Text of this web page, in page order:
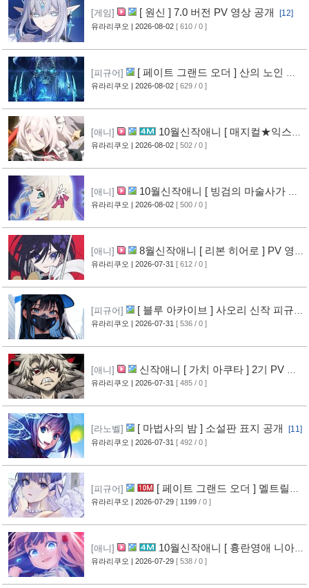
[게임] [ 원신 ] 7.0 버전 PV 영상 공개 [12]
유라리쿠오 | 2026-08-02 [ 610 / 0 ]
[피규어]
[ 페이트 그랜드 오더 ] 산의 노인 신
작 피규어 공개 [16]
유라리쿠오 | 2026-08-02 [ 629 / 0 ]
[애니]
10월신작애니 [ 매지컬★익스플
로러 ] PV 영상 공개 [11]
유라리쿠오 | 2026-08-02 [ 502 / 0 ]
[애니]
10월신작애니 [ 빙검의 마술사가 세
계를 다스린다 ] 2기 PV 영상 공개
유라리쿠오 | 2026-08-02 [ 500 / 0 ]
[애니]
8월신작애니 [ 리본 히어로 ] PV 영
상 공개
[11]
유라리쿠오 | 2026-07-31 [ 612 / 0 ]
[피규어]
[ 블루 아카이브 ] 사오리 신작 피규어
공개 [10]
유라리쿠오 | 2026-07-31 [ 536 / 0 ]
[애니]
신작애니 [ 가치 아쿠타 ] 2기 PV 영
상 공개
[13]
유라리쿠오 | 2026-07-31 [ 485 / 0 ]
[라노벨] [ 마법사의 밤 ] 소설판 표지 공개 [11]
유라리쿠오 | 2026-07-31 [ 492 / 0 ]
[피규어]
[ 페이트 그랜드 오더 ] 멜트릴리
스 신작 피규어 공개 [12]
유라리쿠오 | 2026-07-29 [ 1199 / 0 ]
[애니]
10월신작애니 [ 흉란영애 니아
리스톤 ] PV 영상 공개 [13]
유라리쿠오 | 2026-07-29 [ 538 / 0 ]